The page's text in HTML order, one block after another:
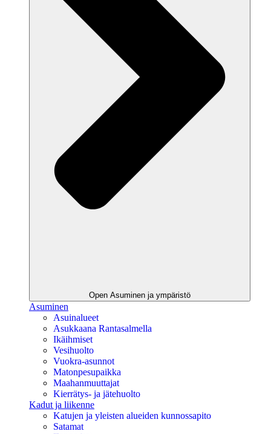
Open Asuminen ja ympäristö
Asuminen
Asuinalueet
Asukkaana Rantasalmella
Ikäihmiset
Vesihuolto
Vuokra-asunnot
Matonpesupaikka
Maahanmuuttajat
Kierrätys- ja jätehuolto
Kadut ja liikenne
Katujen ja yleisten alueiden kunnossapito
Satamat